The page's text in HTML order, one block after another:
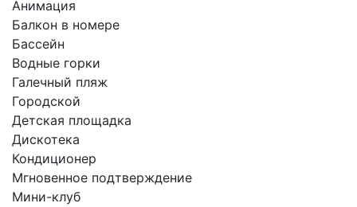
Анимация
Балкон в номере
Бассейн
Водные горки
Галечный пляж
Городской
Детская площадка
Дискотека
Кондиционер
Мгновенное подтверждение
Мини-клуб